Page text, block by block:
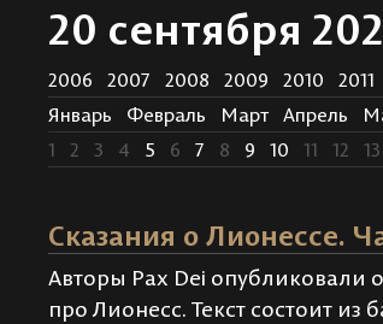
20 сентября
2006 2007 2008 2009 2010 2011
Январь
Февраль Март Апрель
1
2 3 4 5 6 7 8 9 10 11 12 13
Сказания о Лионессе.
Авторы Pax Dei опубликовали
про Лионесс. Текст состоит